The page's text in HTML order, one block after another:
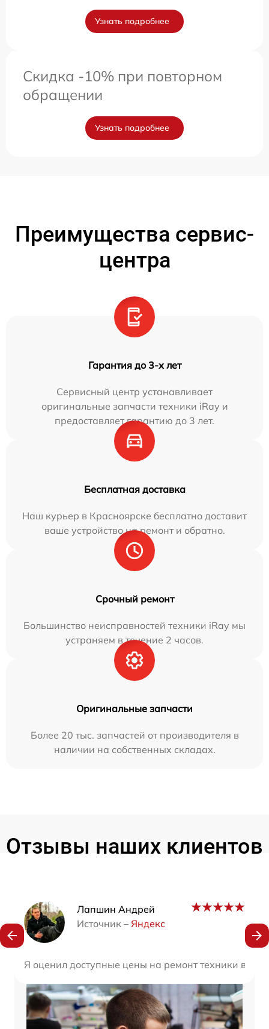
Узнать подробнее
Скидка -10% при повторном
обращении
Узнать подробнее
Преимущества сервис-
центра
Гарантия до 3-х лет
Сервисный центр устанавливает
оригинальные запчасти техники iRay и
предоставляет гарантию до 3 лет.
Бесплатная доставка
Наш курьер в Красноярске бесплатно доставит
ваше устройство на ремонт и обратно.
Срочный ремонт
Большинство неисправностей техники iRay мы
устраняем в течение 2 часов.
Оригинальные запчасти
Более 20 тыс. запчастей от производителя в
наличии на собственных складах.
Отзывы наших клиентов
Лапшин Андрей
Источник – Яндекс
Я оценил доступные цены на ремонт техники в
Наши мастера